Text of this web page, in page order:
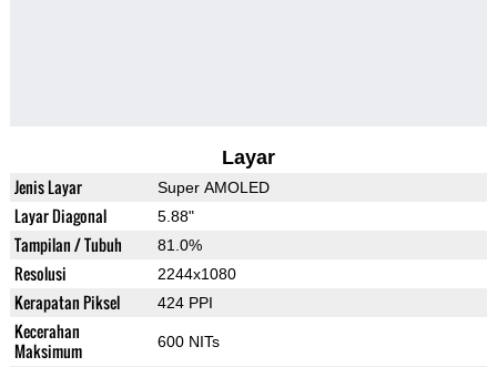
Layar
Jenis Layar Super AMOLED
Layar Diagonal 5.88"
Tampilan / Tubuh 81.0%
Resolusi 2244x1080
Kerapatan Piksel 424 PPI
Kecerahan
Maksimum
600 NITs